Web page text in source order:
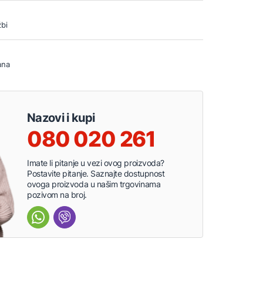
Nazovi i kupi
080 020 261
Imate li pitanje u vezi ovog proizvoda?
Postavite pitanje. Saznajte dostupnost
ovoga proizvoda u našim trgovinama
pozivom na broj.